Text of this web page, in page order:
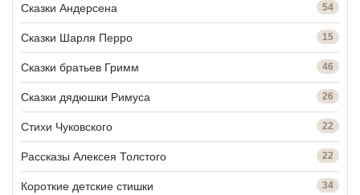
Сказки Андерсена 54
Сказки Шарля Перро 15
Сказки братьев Гримм 46
Сказки дядюшки Римуса 26
Стихи Чуковского 22
Рассказы Алексея Толстого 22
Короткие детские стишки 34